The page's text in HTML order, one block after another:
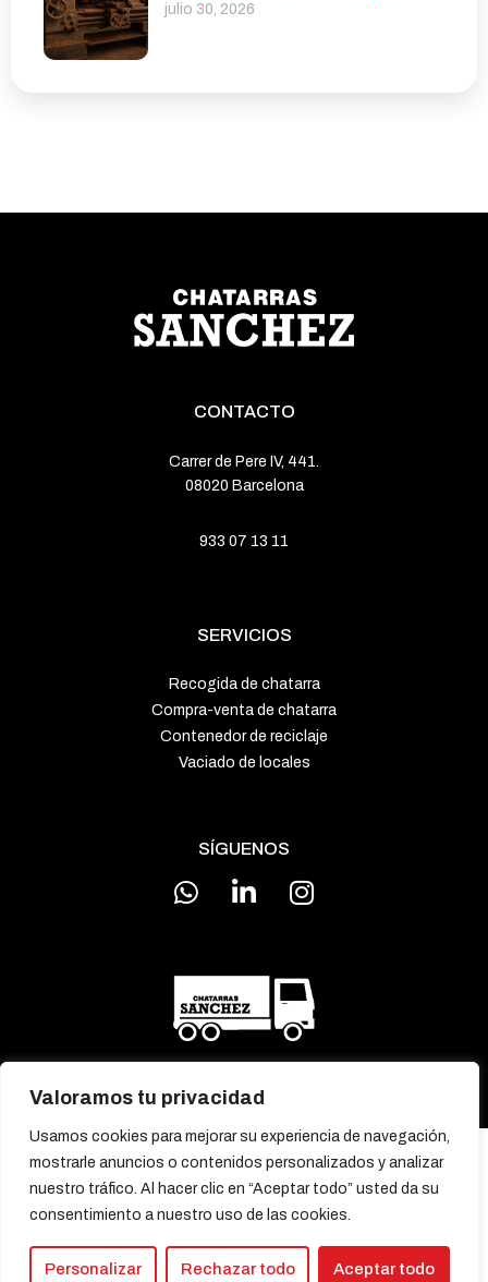
Valoramos tu privacidad
Usamos cookies para mejorar su experiencia de navegación,
mostrarle anuncios o contenidos personalizados y analizar
nuestro tráfico. Al hacer clic en “Aceptar todo” usted da su
consentimiento a nuestro uso de las cookies.
Personalizar Rechazar todo Aceptar todo
julio 30, 2026
CONTACTO
Carrer de Pere IV, 441.
08020 Barcelona
933 07 13 11
SERVICIOS
Recogida de chatarra
Compra-venta de chatarra
Contenedor de reciclaje
Vaciado de locales
SÍGUENOS
MENÚ
Inicio
Nosotros Blog Contacto
Política de Cookies
Aviso Legal Política de Privacidad